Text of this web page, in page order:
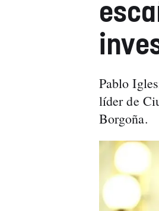
Pablo
líder de
Borgoña.